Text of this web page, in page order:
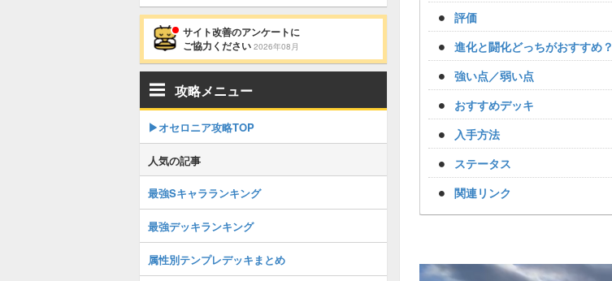
評価
進化と闘化どっちがおすすめ？
強い点／弱い点
おすすめデッキ
入手方法
ステータス
関連リンク
サイト改善のアンケートに
ご協力ください 2026年08月
攻略メニュー
▶︎オセロニア攻略TOP
人気の記事
最強Sキャラランキング
最強デッキランキング
属性別テンプレデッキまとめ